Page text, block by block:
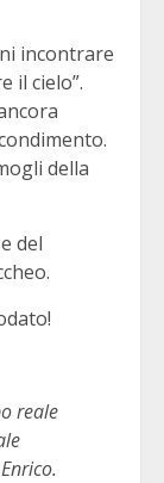
incontrare
il cielo”.
della
del
reale